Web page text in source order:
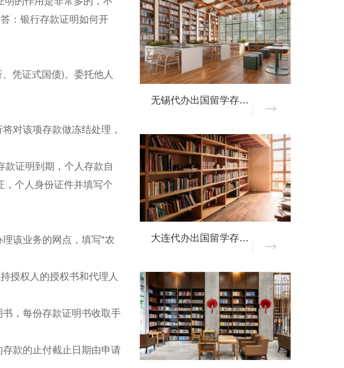
：银行存款证明如何开
凭证式国债)。委托他人
对该项存款做冻结处理，
证明到期，个人存款自
个人身份证件并填写个
该业务的网点，填写"农
授权人的授权书和代理人
，每份存款证明书收取手
款的止付截止日期由申请
无锡代办出国留学存款证明
大连代办出国留学存款证明